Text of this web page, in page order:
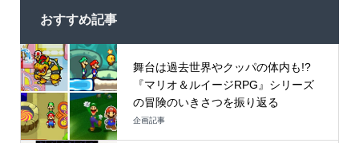
おすすめ記事
舞台は過去世界やクッパの体内も!?
『マリオ＆ルイージRPG』シリーズ
の冒険のいきさつを振り返る
企画記事